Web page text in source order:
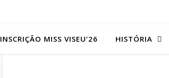
INSCRIÇÃO MISS VISEU’26 HISTÓRIA